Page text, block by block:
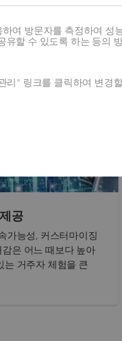
확장가능한(ultra-
응하고 있습니다.
공
가능성, 커스터마이징
은 어느 때보다 높아
는 거주자 체험을 큰
여 방문자를 측정하여 성
할 수 있도록 하는 등의
" 링크를 클릭하여 변경